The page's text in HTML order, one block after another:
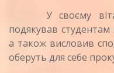
У своєму
подякував студентам
а також висловив
оберуть для себе